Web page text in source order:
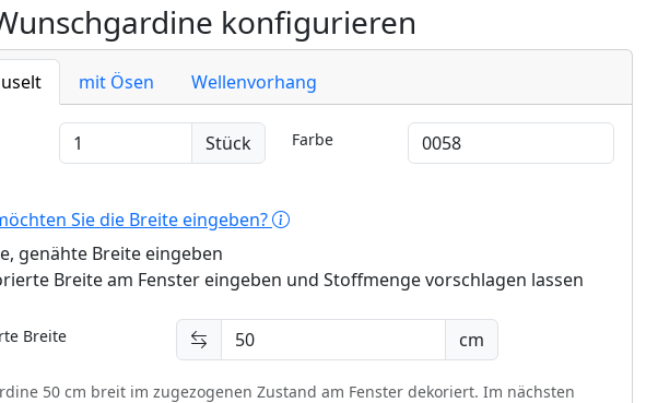
konfigurieren
mit Ösen Wellenvorhang
Stück Farbe
Sie die Breite eingeben?
genähte Breite eingeben
Breite am Fenster eingeben und Stoffmenge vorschlagen lassen
Breite cm
50 cm breit im zugezogenen Zustand am Fenster dekoriert. Im nächsten